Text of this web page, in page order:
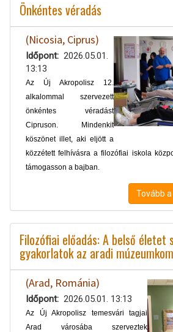
Önkéntes véradás
(Nicosia, Ciprus)
Időpont
2026.05.01.
13:13
Az Új Akropolisz 12.
alkalommal szervezett
önkéntes véradást
Cipruson. Mindenkit
köszönet illet, aki eljött a
közzétett felhívásra a filozófiai iskola
támogasson a bajban.
Tovább
Filozófiai előadás: A belső
gyakorlatok az aradi
(Arad, Románia)
Időpont 2026.05.01. 13:13
Az Új Akropolisz temesvári tagjai
Arad városába szerveztek